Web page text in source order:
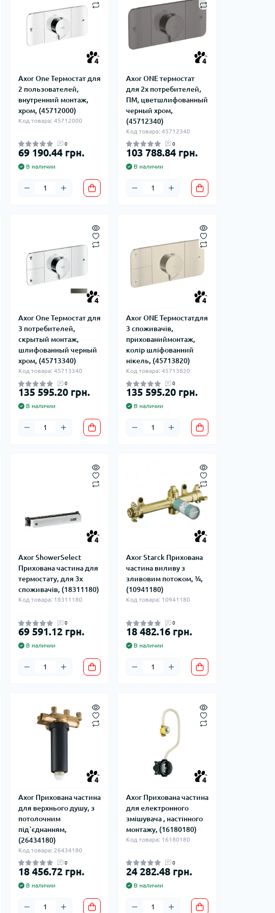
Задвижки Баттерфляй
Фильтры фланцевые
Клапаны обратные,
Курвіметри
Мийки високого тиску
Домкраты гидравлические
Автомобильные
компрессоры
Автохимия
Автомобильные
4
Axor One Термостат для
2 пользователей,
внутренний монтаж,
хром, (45712000)
Код товара: 45712000
0
69 190.44 грн.
В наличии
4
Axor ONE термостат
для 2х потребителей,
ПМ, цветшлифованный
черный хром,
(45712340)
Код товара: 45712340
0
103 788.84 грн.
В наличии
4
Axor One Термостат для
3 потребителей,
скрытый монтаж,
шлифованный черный
хром, (45713340)
Код товара: 45713340
0
135 595.20 грн.
В наличии
4
Axor ONE Термостатдля
3 споживачів,
прихованиймонтаж,
колір шліфованний
нікель, (45713820)
Код товара: 45713820
0
135 595.20 грн.
В наличии
4
Axor ShowerSelect
Прихована частина для
термостату, для 3х
споживачiв, (18311180)
Код товара: 18311180
0
69 591.12 грн.
В наличии
4
Axor Starck Прихована
частина виливу з
зливовим потоком, ¾,
(10941180)
Код товара: 10941180
0
18 482.16 грн.
В наличии
4
Axor Прихована частина
для верхнього душу, з
потолочним
пiд`єднанням,
(26434180)
Код товара: 26434180
0
18 456.72 грн.
В наличии
4
Axor Прихована частина
для електронного
змішувача , настінного
монтажу, (16180180)
Код товара: 16180180
0
24 282.48 грн.
В наличии